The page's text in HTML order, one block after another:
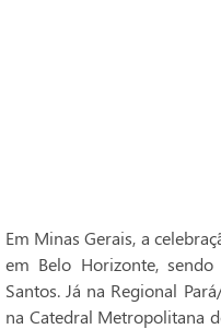
Em Minas Gerais, a
em Belo Horizonte,
Santos. Já na Regional
na Catedral Metropolitana